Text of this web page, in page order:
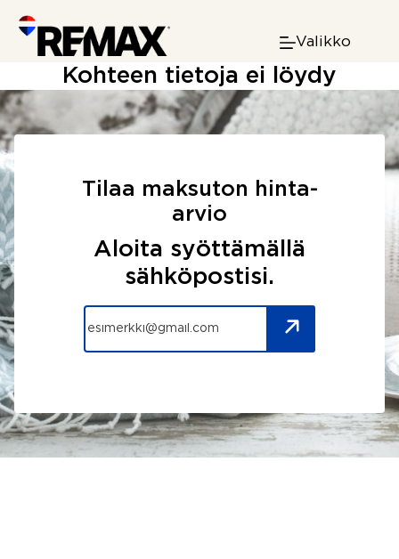
content
Valikko
Kohteen tietoja ei löydy
Tilaa maksuton hinta-
arvio
Aloita syöttämällä
sähköpostisi.